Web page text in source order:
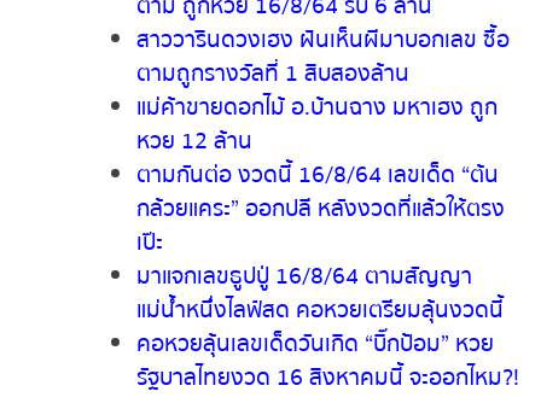
รักกันหวานชื่น เหมือนแรกรัก
พลิกชีวิตหนุ่มไร่อ้อย “ฝันเห็นบ้าน” ซื้อ
หวยตาม ถูกหวย 16/8/64 รับ 6 ล้าน
สาววารินดวงเฮง ฝันเห็นผีมาบอกเลข
ซื้อตามถูกรางวัลที่ 1 สิบสองล้าน
แม่ค้าขายดอกไม้ อ.บ้านฉาง มหาเฮง ถูก
หวย 12 ล้าน
ตามกันต่อ งวดนี้ 16/8/64 เลขเด็ด “ต้น
กล้วยแคระ” ออกปลี หลังงวดที่แล้วให้ตรง
เป๊ะ
มาแจกเลขธูปปู่ 16/8/64 ตามสัญญา
แม่น้ำหนึ่งไลฟ์สด คอหวยเตรียมลุ้นงวดนี้